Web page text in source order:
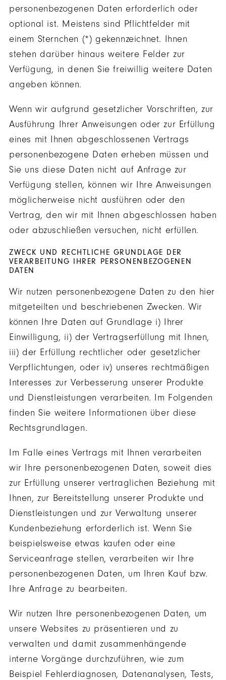
personenbezogenen Daten erforderlich oder
optional ist. Meistens sind Pflichtfelder mit
einem Sternchen (*) gekennzeichnet. Ihnen
stehen darüber hinaus weitere Felder zur
Verfügung, in denen Sie freiwillig weitere Daten
angeben können.
Wenn wir aufgrund gesetzlicher Vorschriften, zur
Ausführung Ihrer Anweisungen oder zur Erfüllung
eines mit Ihnen abgeschlossenen Vertrags
personenbezogene Daten erheben müssen und
Sie uns diese Daten nicht auf Anfrage zur
Verfügung stellen, können wir Ihre Anweisungen
möglicherweise nicht ausführen oder den
Vertrag, den wir mit Ihnen abgeschlossen haben
oder abzuschließen versuchen, nicht erfüllen.
ZWECK UND RECHTLICHE GRUNDLAGE DER
VERARBEITUNG IHRER PERSONENBEZOGENEN
DATEN
Wir nutzen personenbezogene Daten zu den hier
mitgeteilten und beschriebenen Zwecken. Wir
können Ihre Daten auf Grundlage i) Ihrer
Einwilligung, ii) der Vertragserfüllung mit Ihnen,
iii) der Erfüllung rechtlicher oder gesetzlicher
Verpflichtungen, oder iv) unseres rechtmäßigen
Interesses zur Verbesserung unserer Produkte
und Dienstleistungen verarbeiten. Im Folgenden
finden Sie weitere Informationen über diese
Rechtsgrundlagen.
Im Falle eines Vertrags mit Ihnen verarbeiten
wir Ihre personenbezogenen Daten, soweit dies
zur Erfüllung unserer vertraglichen Beziehung mit
Ihnen, zur Bereitstellung unserer Produkte und
Dienstleistungen und zur Verwaltung unserer
Kundenbeziehung erforderlich ist. Wenn Sie
beispielsweise etwas kaufen oder eine
Serviceanfrage stellen, verarbeiten wir Ihre
personenbezogenen Daten, um Ihren Kauf bzw.
Ihre Anfrage zu bearbeiten.
Wir nutzen Ihre personenbezogenen Daten, um
unsere Websites zu präsentieren und zu
verwalten und damit zusammenhängende
interne Vorgänge durchzuführen, wie zum
Beispiel Fehlerdiagnosen, Datenanalysen, Tests,